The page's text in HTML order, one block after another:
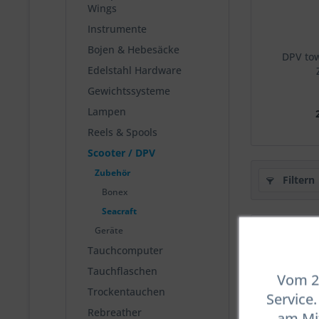
Wings
Instrumente
Bojen & Hebesäcke
Edelstahl Hardware
Gewichtssysteme
Lampen
Reels & Spools
Scooter / DPV
Zubehör
Bonex
Seacraft
Geräte
Tauchcomputer
Tauchflaschen
Trockentauchen
Rebreather
DPV
Filtern
Vom